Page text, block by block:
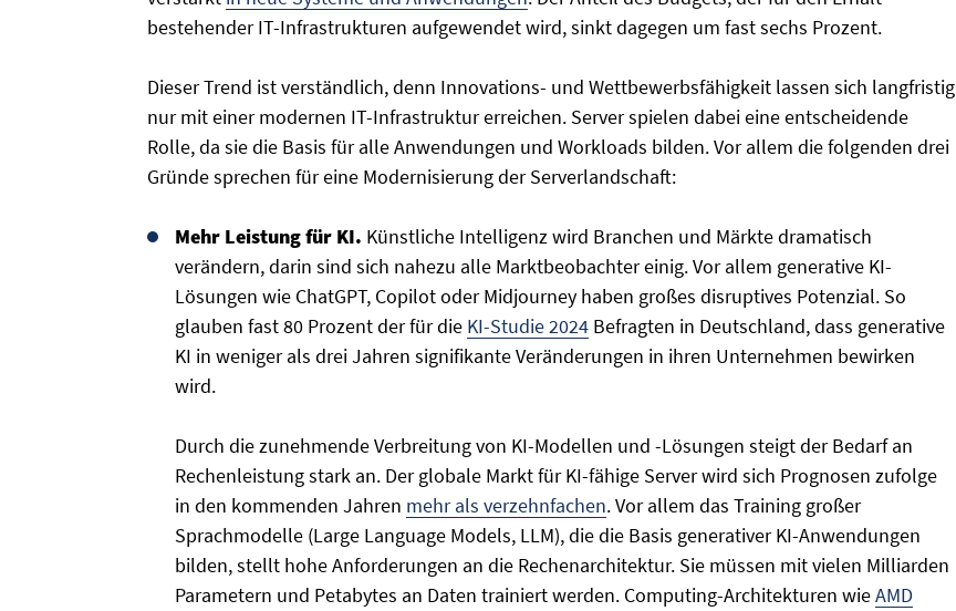
bestehender IT-Infrastrukturen aufgewendet wird, sinkt dagegen um fast sechs Prozent.
Dieser Trend ist verständlich, denn Innovations- und Wettbewerbsfähigkeit lassen sich langfristig
nur mit einer modernen IT-Infrastruktur erreichen. Server spielen dabei eine entscheidende
Rolle, da sie die Basis für alle Anwendungen und Workloads bilden. Vor allem die folgenden drei
Gründe sprechen für eine Modernisierung der Serverlandschaft:
Mehr Leistung für KI. Künstliche Intelligenz wird Branchen und Märkte dramatisch
verändern, darin sind sich nahezu alle Marktbeobachter einig. Vor allem generative KI-
Lösungen wie ChatGPT, Copilot oder Midjourney haben großes disruptives Potenzial. So
glauben fast 80 Prozent der für die KI-Studie 2024 Befragten in Deutschland, dass generative
KI in weniger als drei Jahren signifikante Veränderungen in ihren Unternehmen bewirken
wird.
Durch die zunehmende Verbreitung von KI-Modellen und -Lösungen steigt der Bedarf an
Rechenleistung stark an. Der globale Markt für KI-fähige Server wird sich Prognosen zufolge
in den kommenden Jahren mehr als verzehnfachen. Vor allem das Training großer
Sprachmodelle (Large Language Models, LLM), die die Basis generativer KI-Anwendungen
bilden, stellt hohe Anforderungen an die Rechenarchitektur. Sie müssen mit vielen Milliarden
Parametern und Petabytes an Daten trainiert werden. Computing-Architekturen wieAMD